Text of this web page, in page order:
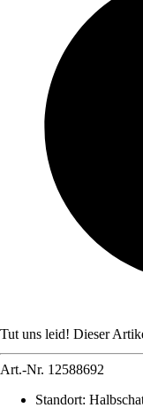
Tut uns leid! Dieser
Art.-Nr. 12588692
Standort: